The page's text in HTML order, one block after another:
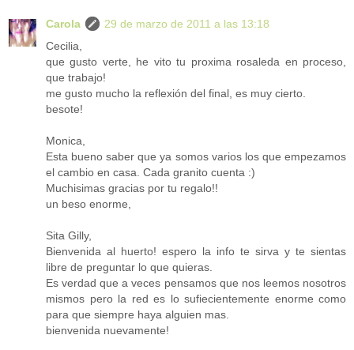
Carola
29 de marzo de 2011 a las 13:18
Cecilia,
que gusto verte, he vito tu proxima rosaleda en proceso,
que trabajo!
me gusto mucho la reflexión del final, es muy cierto.
besote!
Monica,
Esta bueno saber que ya somos varios los que empezamos
el cambio en casa. Cada granito cuenta :)
Muchisimas gracias por tu regalo!!
un beso enorme,
Sita Gilly,
Bienvenida al huerto! espero la info te sirva y te sientas
libre de preguntar lo que quieras.
Es verdad que a veces pensamos que nos leemos nosotros
mismos pero la red es lo sufiecientemente enorme como
para que siempre haya alguien mas.
bienvenida nuevamente!